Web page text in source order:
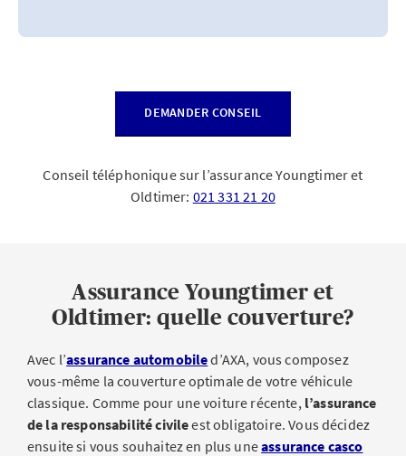
DEMANDER CONSEIL
Conseil téléphonique sur l’assurance Youngtimer et
Oldtimer: 021 331 21 20
Assurance Youngtimer et
Oldtimer: quelle couverture?
Avec l’assurance automobiled’AXA, vous composez
vous-même la couverture optimale de votre véhicule
classique. Comme pour une voiture récente, l’assurance
de la responsabilité civileest obligatoire. Vous décidez
ensuite si vous souhaitez en plus uneassurance casco